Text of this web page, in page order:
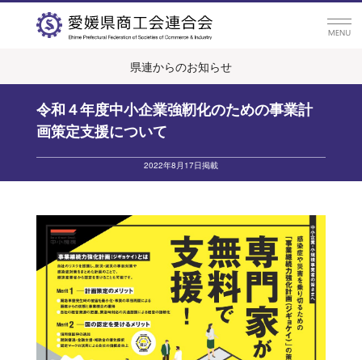
県連からのお知らせ
令和４年度中小企業強靭化のための事業計
画策定支援について
2022年8月17日掲載